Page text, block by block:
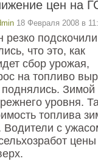
цен на
18 Февраля 2008 в
подскочили
что это, как
сбор урожая,
на топливо
поднялись. Зимой
уровня.
топлива
Водители с